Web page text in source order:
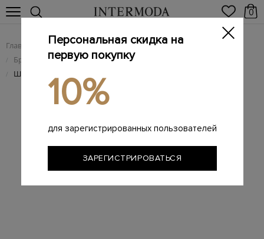
0
Главная Женщинам / Брендовые женские аксессуары
/ Брендовые женские головные уборы
/ Шляпа из рафии с мерцающей лентой и ювелирной вставкой
Персональная скидка на
первую покупку
10%
для зарегистрированных пользователей
ЗАРЕГИСТРИРОВАТЬСЯ